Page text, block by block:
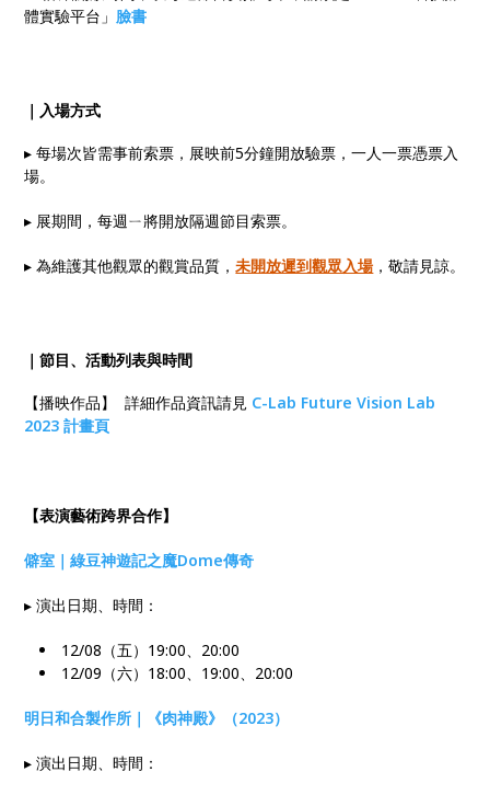
體實驗平台」 臉書
｜ 入場方式
▸ 每場次皆需事前索票，展映前5分鐘開放驗票，一人一票憑票入
場。
▸ 展期間，每週ㄧ將開放隔週節目索票。
▸ 為維護其他觀眾的觀賞品質，未開放遲到觀眾入場，敬請見諒。
｜節目、活動列表與時間
【播映作品】 詳細作品資訊請見 C-Lab Future Vision Lab
2023 計畫頁
【表演藝術跨界合作】
僻室｜綠豆神遊記之魔Dome傳奇
▸ 演出日期、時間：
12/08（五）19:00、20:00
12/09（六）18:00、19:00、20:00
明日和合製作所｜《肉神殿》（2023）
▸ 演出日期、時間：